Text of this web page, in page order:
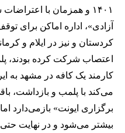
۱۴۰۱ و همزمان با
آزادی»، اداره اماکن برای
کردستان و نیز در ایلام و
اعتصاب شرکت کرده بودند،
کارمند یک کافه در مشهد به
می‌کند با پلمب و بازداشت،
برگزاری ایونت» بازمی‌دارد
بیشتر می‌شود و در نهایت